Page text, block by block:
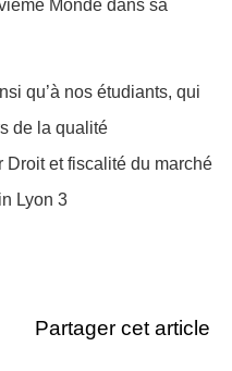
Monde dans sa
qu’à nos étudiants, qui
de la qualité
Droit et fiscalité du marché
Lyon 3
Partager cet article